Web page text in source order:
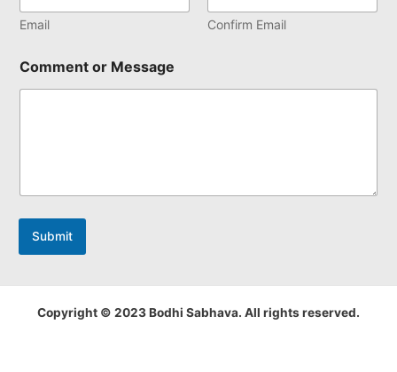
Email Confirm Email
Comment or Message
Submit
Copyright © 2023 Bodhi Sabhava. All rights reserved.